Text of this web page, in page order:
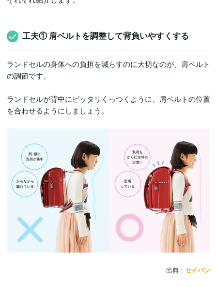
工夫① 肩ベルトを調整して背負いやすくする
ランドセルの身体への負担を減らすのに大切なのが、肩ベルト
の調節です。
ランドセルが背中にピッタリくっつくように、肩ベルトの位置
を合わせるようにしましょう。
出典： セイバン